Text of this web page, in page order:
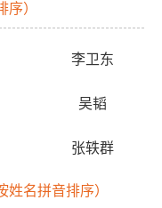
）
李卫东
吴韬
张轶群
名拼音排序）